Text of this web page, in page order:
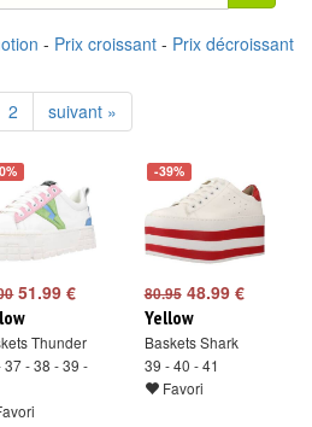
- Prix croissant - Prix décroissant
2 suivant »
51.99 €
Thunder
37 - 38 - 39 -
-39%
80.9548.99 €
Yellow
Baskets Shark
39 - 40 - 41
Favori